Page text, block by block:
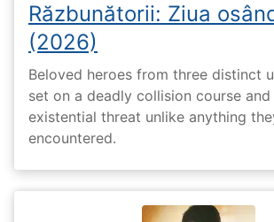
Răzbunătorii: Ziua
(2026)
Beloved heroes from three distinct
set on a deadly collision course and
existential threat unlike anything
encountered.